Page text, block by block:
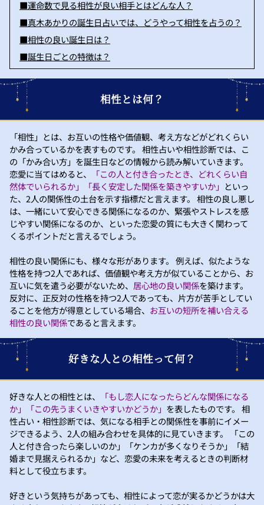
■運命数で見る相性が良い相手とはどんな人？
■真木あかりの誕生日占いでは、どうやって相性を占うの？
■相性の良い誕生日は？
■誕生日ごとの特徴は？
相性とは何？
「相性」とは、お互いの性格や価値観、考え方などがどれくらい
かみ合っているかを表すものです。 相性占いや相性診断では、こ
の「かみ合い方」を誕生日などの情報から読み解いていきます。
恋愛に当てはめると、
「この人と付き合ったとき、どれくらい自
然体でいられるか」「長く安定した関係を築きやすいか」 といっ
た、2人の関係性の土台を示す指標だと言えます。 相性の良し悪し
は、一緒にいて安心できる関係になるのか、緊張やストレスを感
じやすい関係になるのか、といった恋愛の質にも大きく関わって
くるポイントだと言えるでしょう。
相性の良い関係にも、様々な形があります。 例えば、似たような
性格を持つ2人であれば、価値観や考え方が似ていることから、お
互いに気を遣う必要がないため、 居心地の良い関係を築けます。
反対に、正反対の性格を持つ2人であっても、片方が苦手としてい
ることを他方が得意としている場合、 お互いの短所を補い合える
相性の良い関係であると言えます。
好きな人との相性って何？
好きな人との相性とは、
「もし恋人になったらどんな関係になる
か」「この先うまくいきやすいかどうか」 を表したものです。 相
性占い・相性診断では、気になる相手との関係性を事前にイメー
ジできるよう、2人の組み合わせを具体的に見ていきます。 「この
人と付き合ったら楽しいのか」「ケンカが多くなりそうか」「結
婚まで見据えられるか」など、恋愛の未来を考えるときの判断材
料として役立ちます。
好きという気持ちがあっても、相性によって恋が実るかどうかは大